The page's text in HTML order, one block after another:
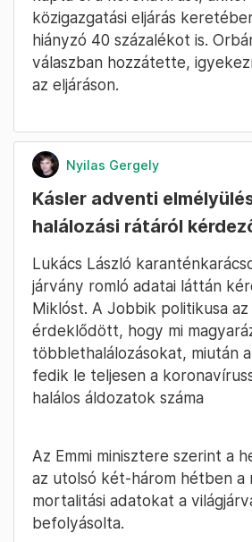
közigazgatási eljárás
hiányzó 40 százalékot is.
válaszban hozzátette,
az eljáráson.
Nyilas Gergely
Kásler adventi
halálozási rátáról
Lukács László
járvány romló adatai láttán
Miklóst. A Jobbik politikusa az
érdeklődött, hogy mi
többlethalálozásokat, miután
fedik le teljesen a
halálos áldozatok száma
Az Emmi minisztere szerint a
az utolsó két-három hétben a
mortalitási adatokat a
befolyásolta.